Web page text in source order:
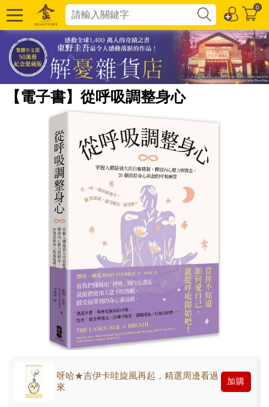
0
【電子書】從呼吸調整身心
呀哈★吉伊卡哇旋風再起，精選周邊看過
來
加購